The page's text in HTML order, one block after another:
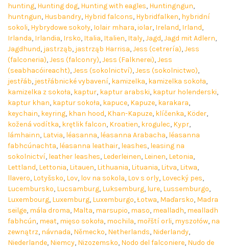
hunting, Hunting dog, Hunting with eagles, Huntingngun,
huntngun, Husbandry, Hybrid falcons, Hybridfalken, hybridní
sokoli, Hybrydowe sokoły, Iolair mhara,iolar, Ireland, Irland,
Irlanda, Irlandia, Irsko, Italia, Italien, Italy,Jagd,Jagd mit Adlern,
Jagdhund, jastrząb, jastrząb Harrisa,Jess (cetrería),Jess
(falconeria),Jess (falconry),Jess (Falknerei),Jess
(seabhacóireacht),Jess (sokolnictví),Jess (sokolnictwo),
jestřáb, jestřábnické vybavení, kamizelka, kamizelka sokoła,
kamizelka z sokoła, kaptur, kaptur arabski, kaptur holenderski,
kaptur khan, kaptur sokoła, kapuce, Kapuze, karakara,
keychain, keyring, khan hood, Khan-Kapuze, klíčenka, Köder,
kožená vodítka, krętlik falcon, Kroatien, krogulec, Kypr,
lámhainn, Latvia, léasanna, léasanna Arabacha, léasanna
fabhcúnachta, léasanna leathair, leashes, leasing na
sokolnictví, leather leashes, Lederleinen, Leinen, Letonia,
Lettland, Lettonia, Litauen, Lithuania, Lituania, Litva, Litwa,
llavero, Lotyšsko, Lov, lov na sokola, Lov s orly, Lovecký pes,
Lucembursko, Lucsamburg, Luksemburg, lure, Lussemburgo,
Luxembourg, Luxemburg, Luxemburgo,Łotwa, Maďarsko, Madra
seilge, mála droma, Malta, marsupio, maso, mealladh, mealladh
fabhcún, meat, mięso sokoła, mochila, mořští orli, myszołów, na
zewnątrz, návnada, Německo, Netherlands, Niderlandy,
Niederlande, Niemcy, Nizozemsko, Nodo del falconiere, Nudo de